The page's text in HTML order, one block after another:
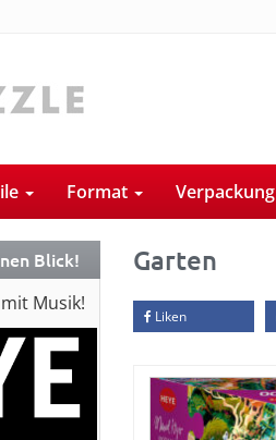
Format Verpackung
Blick!
mit Musik!
Garten
Liken